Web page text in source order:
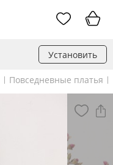
Установить
Повседневные платья